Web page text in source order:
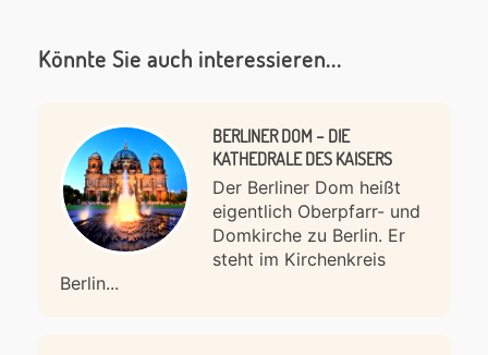
Könnte Sie auch interessieren...
BERLINER DOM – DIE
KATHEDRALE DES KAISERS
Der Berliner Dom heißt
eigentlich Oberpfarr- und
Domkirche zu Berlin. Er
steht im Kirchenkreis
Berlin...